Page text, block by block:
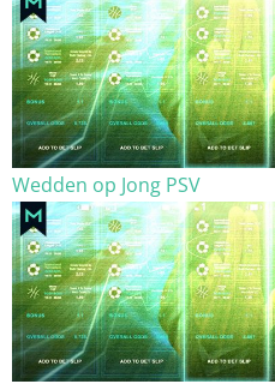
Wedden op Jong PSV